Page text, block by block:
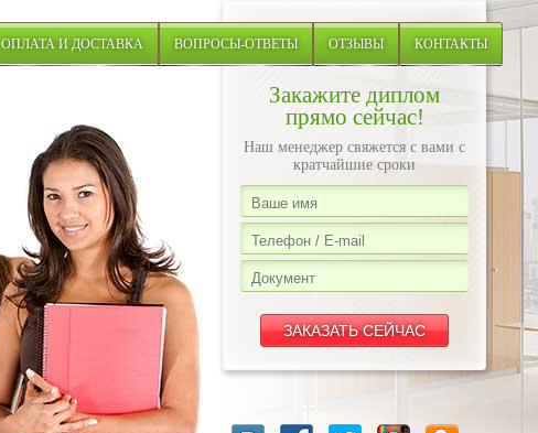
ОПЛАТА И ДОСТАВКА ВОПРОСЫ-ОТВЕТЫ ОТЗЫВЫ КОНТАКТЫ
Закажите диплом
прямо сейчас!
Наш менеджер свяжется с вами с
кратчайшие сроки